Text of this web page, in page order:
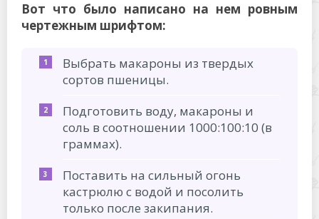
Вот что было написано на нем ровным
чертежным шрифтом:
Выбрать макароны из твердых
сортов пшеницы.
Подготовить воду, макароны и
соль в соотношении 1000:100:10 (в
граммах).
Поставить на сильный огонь
кастрюлю с водой и посолить
только после закипания.